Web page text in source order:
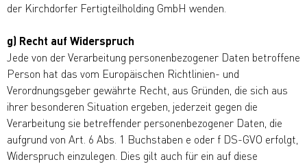
der Kirchdorfer Fertigteilholding GmbH wenden.
g) Recht auf Widerspruch
Jede von der Verarbeitung personenbezogener Daten betroffene
Person hat das vom Europäischen Richtlinien- und
Verordnungsgeber gewährte Recht, aus Gründen, die sich aus
ihrer besonderen Situation ergeben, jederzeit gegen die
Verarbeitung sie betreffender personenbezogener Daten, die
aufgrund von Art. 6 Abs. 1 Buchstaben e oder f DS-GVO erfolgt,
Widerspruch einzulegen. Dies gilt auch für ein auf diese